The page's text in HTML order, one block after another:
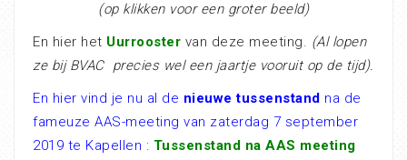
(op klikken voor een groter beeld)
En hier het Uurrooster van deze meeting. (Al lopen
ze bij BVAC precies wel een jaartje vooruit op de tijd).
En hier vind je nu al de nieuwe tussenstand na de
fameuze AAS-meeting van zaterdag 7 september
2019 te Kapellen : Tussenstand na AAS meeting